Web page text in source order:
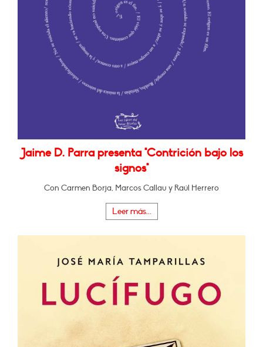
Jaime D. Parra presenta "Contrición bajo los
signos"
Con Carmen Borja, Marcos Callau y Raúl Herrero
Leer más...